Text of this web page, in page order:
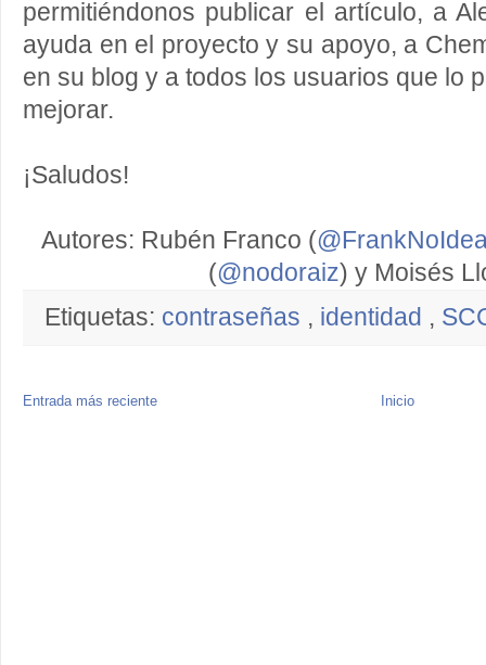
permitiéndonos publicar el artículo, a
ayuda en el proyecto y su apoyo, a
en su blog y a todos los usuarios que lo
mejorar.
¡Saludos!
Autores: Rubén Franco (
(@nodoraiz) y Moisés
Etiquetas: contraseñas , identidad ,
Entrada más reciente Inicio